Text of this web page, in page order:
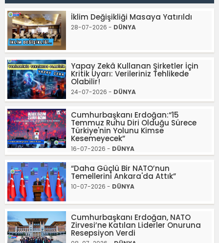
İklim Değişikliği Masaya Yatırıldı
28-07-2026 - DÜNYA
Yapay Zekâ Kullanan Şirketler İçin
Kritik Uyarı: Verileriniz Tehlikede
Olabilir!
24-07-2026 - DÜNYA
Cumhurbaşkanı Erdoğan:“15
Temmuz Ruhu Diri Olduğu Sürece
Türkiye'nin Yolunu Kimse
Kesemeyecek”
16-07-2026 - DÜNYA
“Daha Güçlü Bir NATO’nun
Temellerini Ankara'da Attık”
10-07-2026 - DÜNYA
Cumhurbaşkanı Erdoğan, NATO
Zirvesi’ne Katılan Liderler Onuruna
Resepsiyon Verdi